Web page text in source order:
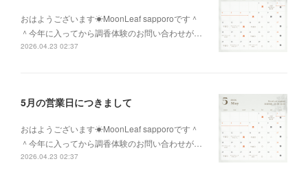
おはようございます☀MoonLeaf sapporoです＾
＾今年に入ってから調香体験のお問い合わせが…
2026.04.23 02:37
5月の営業日につきまして
おはようございます☀MoonLeaf sapporoです＾
＾今年に入ってから調香体験のお問い合わせが…
2026.04.23 02:37